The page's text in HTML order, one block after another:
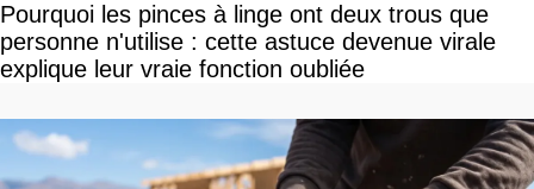
Pourquoi les pinces à linge ont deux trous que
personne n'utilise : cette astuce devenue virale
explique leur vraie fonction oubliée